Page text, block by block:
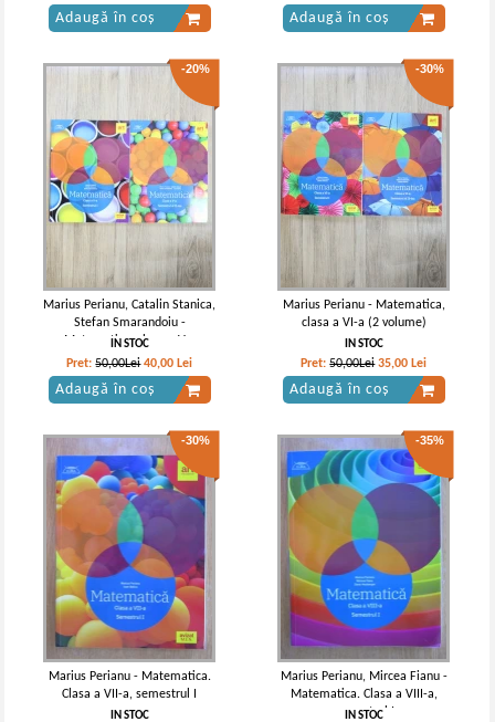
Adaugă în coș Adaugă în coș
-20%
Marius Perianu, Catalin Stanica,
Stefan Smarandoiu -
Matematica, clasa a V-a
semetrul 1 si 2 (2 volume)
IN STOC
Pret:50,00Lei 40,00 Lei
Adaugă în coș
-30%
Marius Perianu - Matematica,
clasa a VI-a (2 volume)
IN STOC
Pret:50,00Lei 35,00 Lei
Adaugă în coș
-30%
Marius Perianu - Matematica.
Clasa a VII-a, semestrul I
IN STOC
-35%
Marius Perianu, Mircea Fianu -
Matematica. Clasa a VIII-a,
semestrul I
IN STOC